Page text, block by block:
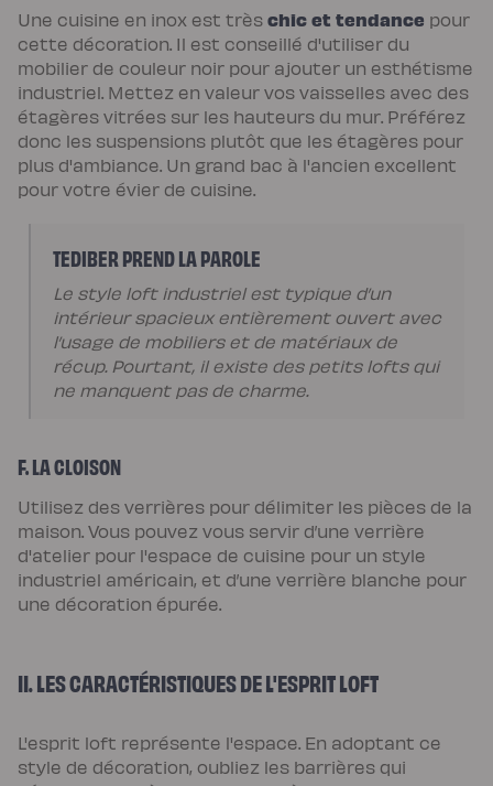
ans)
Lits
Lit
bébé
Lit
à
lattes
enfant
Lit
coffre
enfant
Lit
en
literie
Linges
Une cuisine en inox est très chic et tendance pour
cette décoration. Il est conseillé d'utiliser du
mobilier de couleur noir pour ajouter un esthétisme
industriel. Mettez en valeur vos vaisselles avec des
étagères vitrées sur les hauteurs du mur. Préférez
donc les suspensions plutôt que les étagères pour
plus d'ambiance. Un grand bac à l'ancien excellent
pour votre évier de cuisine.
TEDIBER PREND LA PAROLE
Le style loft industriel est typique d’un
intérieur spacieux entièrement ouvert avec
l’usage de mobiliers et de matériaux de
récup. Pourtant, il existe des petits lofts qui
ne manquent pas de charme.
F. LA CLOISON
Utilisez des verrières pour délimiter les pièces de la
maison. Vous pouvez vous servir d’une verrière
d'atelier pour l'espace de cuisine pour un style
industriel américain, et d’une verrière blanche pour
une décoration épurée.
II. LES CARACTÉRISTIQUES DE L'ESPRIT LOFT
L'esprit loft représente l'espace. En adoptant ce
style de décoration, oubliez les barrières qui